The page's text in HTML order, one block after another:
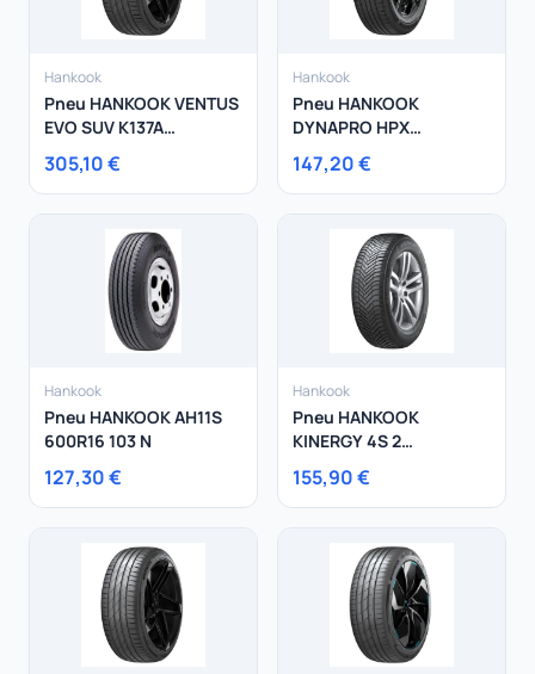
Hankook
Pneu HANKOOK VENTUS
EVO SUV K137A
315/35R20 110Y
305,10 €
Hankook
Pneu HANKOOK
DYNAPRO HPX
255/55R18 109V
147,20 €
Hankook
Pneu HANKOOK AH11S
600R16 103 N
127,30 €
Hankook
Pneu HANKOOK
KINERGY 4S 2
245/40R19 98Y
155,90 €